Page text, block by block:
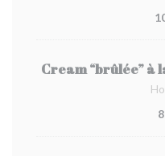
Cream “brûlée” à